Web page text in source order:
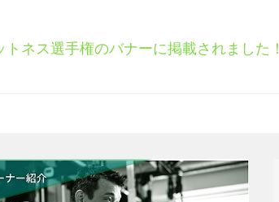
ネス選手権のバナーに掲載されました！